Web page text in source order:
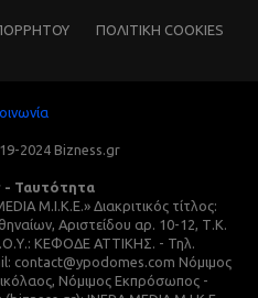
ΠΟΛΙΤΙΚΗ COOKIES
2024 Bizness.gr
- Ταυτότητα
M.I.K.E.» Διακριτικός τίτλος:
Αριστείδου αρ. 10-12, Τ.Κ.
ΚΕΦΟΔΕ ΑΤΤΙΚΗΣ. - Τηλ.
contact@ypodomes.com Νόμιμος
Νόμιμος Εκπρόσωπος -